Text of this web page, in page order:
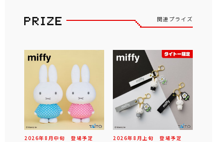
関連プライズ
2026年8 月中旬 登場予定 2026年8 月 上旬 登場予定